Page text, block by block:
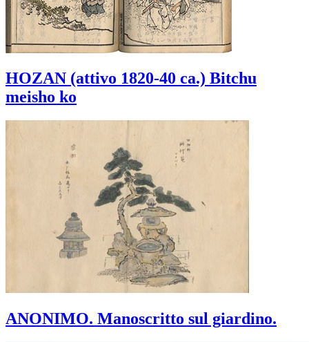
HOZAN (attivo 1820-40 ca.) Bitchu
meisho ko
ANONIMO. Manoscritto sul giardino.